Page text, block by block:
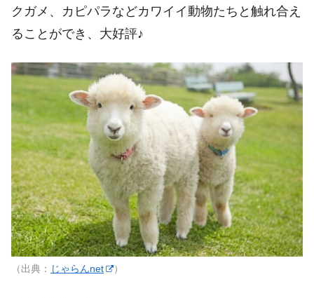
クガメ、カピパラなどカワイイ動物たちと触れ合え
ることができ、大好評♪
（出典： じゃらんnet ）